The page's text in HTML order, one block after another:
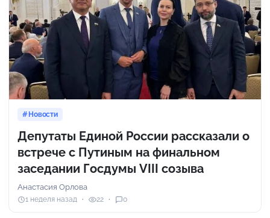
Новости
Депутаты Единой России рассказали о
встрече с Путиным на финальном
заседании Госдумы VIII созыва
Анастасия Орлова
1 неделя назад 22 0